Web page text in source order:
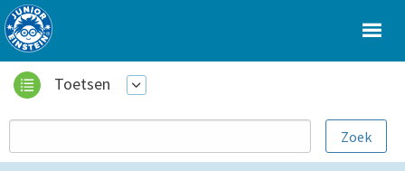
Toetsen